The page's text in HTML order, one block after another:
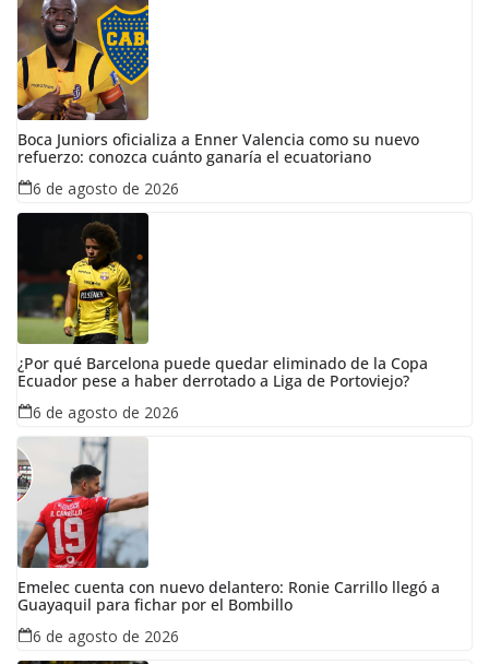
Boca Juniors oficializa a Enner Valencia como su nuevo
refuerzo: conozca cuánto ganaría el ecuatoriano
6 de agosto de 2026
¿Por qué Barcelona puede quedar eliminado de la Copa
Ecuador pese a haber derrotado a Liga de Portoviejo?
6 de agosto de 2026
Emelec cuenta con nuevo delantero: Ronie Carrillo llegó a
Guayaquil para fichar por el Bombillo
6 de agosto de 2026